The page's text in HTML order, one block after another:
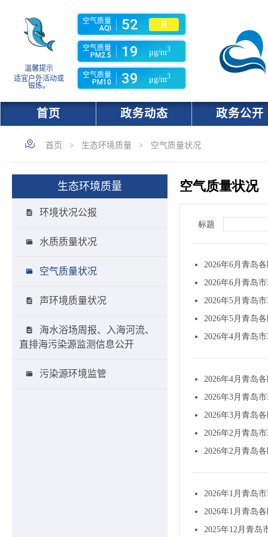
温馨提示
适宜户外活动或
锻炼。
空气质量
AQI
52 良
空气质量
PM2.5
19 μg/m3
空气质量
PM10
39 μg/m3
首页 政务动态 政务公开
首页 > 生态环境质量 > 空气质量状况
生态环境质量
环境状况公报
水质质量状况
空气质量状况
声环境质量状况
海水浴场周报、入海河流、
直排海污染源监测信息公开
污染源环境监管